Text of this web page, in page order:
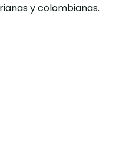
y colombianas.